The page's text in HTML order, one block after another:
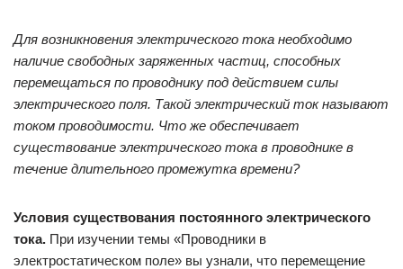
Для возникновения электрического тока необходимо
наличие свободных заряженных частиц, способных
перемещаться по проводнику под действием силы
электрического поля. Такой электрический ток называют
током проводимости. Что же обеспечивает
существование электрического тока в проводнике в
течение длительного промежутка времени?
Условия существования постоянного электрического
тока. При изучении темы «Проводники в
электростатическом поле» вы узнали, что перемещение